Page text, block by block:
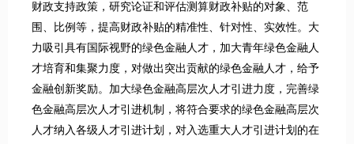
财政支持政策，研究论证和评估测算财政补贴的对象、范
围、比例等，提高财政补贴的精准性、针对性、实效性。大
力吸引具有国际视野的绿色金融人才，加大青年绿色金融人
才培育和集聚力度，对做出突出贡献的绿色金融人才，给予
金融创新奖励。加大绿色金融高层次人才引进力度，完善绿
色金融高层次人才引进机制，将符合要求的绿色金融高层次
人才纳入各级人才引进计划，对入选重大人才引进计划的在